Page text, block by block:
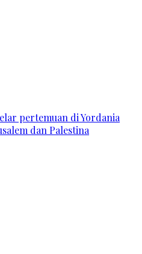
pertemuan di Yordania
dan Palestina